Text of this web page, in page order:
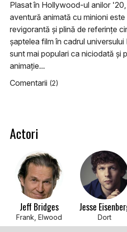
Plasat în Hollywood-ul anilor
aventură animată cu minioni
revigorantă și plină de referințe
șaptelea film în cadrul
sunt mai populari ca niciodată și
animație...
Comentarii (2)
Actori
Jeff Bridges
Frank, Elwood
Jesse
Dort